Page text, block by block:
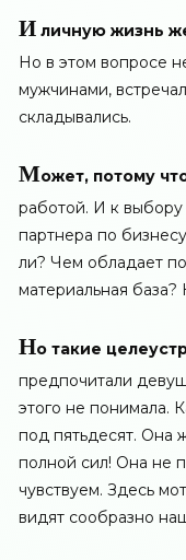
И личную жизнь
Но в этом вопросе
мужчинами,
складывались.
Может, потому
работой. И к выбору
партнера по
ли? Чем обладает
материальная база?
Но такие
предпочитали
этого не понимала.
под пятьдесят. Она
полной сил! Она не
чувствуем. Здесь
видят сообразно